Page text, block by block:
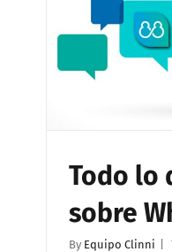
Todo lo
sobre
By Equipo Clinni